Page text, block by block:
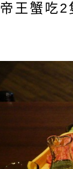
帝王蟹吃2